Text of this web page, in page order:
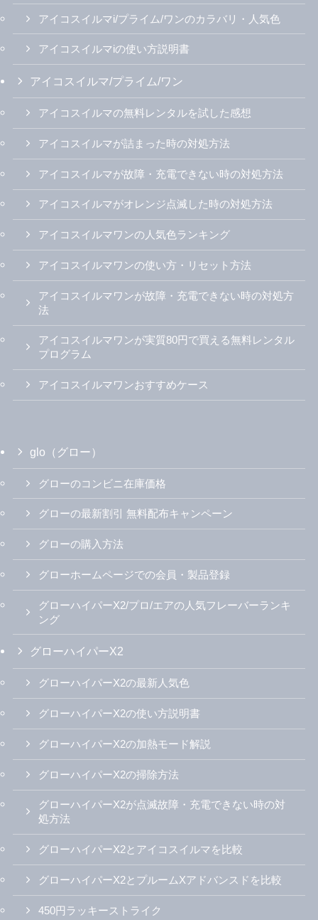
アイコスイルマi/プライム/ワンのカラバリ・人気色
アイコスイルマiの使い方説明書
アイコスイルマ/プライム/ワン
アイコスイルマの無料レンタルを試した感想
アイコスイルマが詰まった時の対処方法
アイコスイルマが故障・充電できない時の対処方法
アイコスイルマがオレンジ点滅した時の対処方法
アイコスイルマワンの人気色ランキング
アイコスイルマワンの使い方・リセット方法
アイコスイルマワンが故障・充電できない時の対処方
法
アイコスイルマワンが実質80円で買える無料レンタル
プログラム
アイコスイルマワンおすすめケース
glo（グロー）
グローのコンビニ在庫価格
グローの最新割引 無料配布キャンペーン
グローの購入方法
グローホームページでの会員・製品登録
グローハイパーX2/プロ/エアの人気フレーバーランキ
ング
グローハイパーX2
グローハイパーX2の最新人気色
グローハイパーX2の使い方説明書
グローハイパーX2の加熱モード解説
グローハイパーX2の掃除方法
グローハイパーX2が点滅故障・充電できない時の対
処方法
グローハイパーX2とアイコスイルマを比較
グローハイパーX2とプルームXアドバンスドを比較
450円ラッキーストライク